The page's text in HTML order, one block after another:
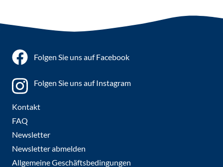
Folgen Sie uns auf Facebook
Folgen Sie uns auf Instagram
Kontakt
FAQ
Newsletter
Newsletter abmelden
Allgemeine Geschäftsbedingungen